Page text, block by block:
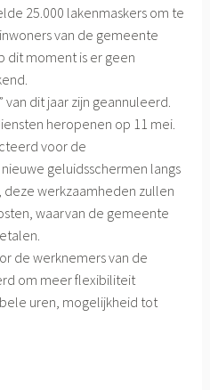
25.000 lakenmaskers om te
van de gemeente
dit moment is er geen
van dit jaar zijn geannuleerd.
heropenen op 11 mei.
voor de
geluidsschermen langs
deze werkzaamheden zullen
waarvan de gemeente
de werknemers van de
om meer flexibiliteit
uren, mogelijkheid tot